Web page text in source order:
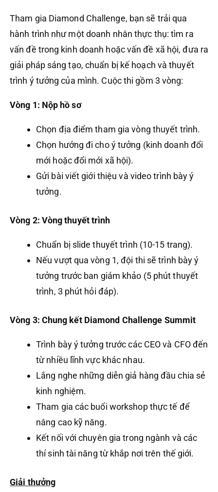
Tham gia Diamond Challenge, bạn sẽ trải qua
hành trình như một doanh nhân thực thụ: tìm ra
vấn đề trong kinh doanh hoặc vấn đề xã hội, đưa ra
giải pháp sáng tạo, chuẩn bị kế hoạch và thuyết
trình ý tưởng của mình. Cuộc thi gồm 3 vòng:
Vòng 1: Nộp hồ sơ
Chọn địa điểm tham gia vòng thuyết trình.
Chọn hướng đi cho ý tưởng (kinh doanh đổi
mới hoặc đổi mới xã hội).
Gửi bài viết giới thiệu và video trình bày ý
tưởng.
Vòng 2: Vòng thuyết trình
Chuẩn bị slide thuyết trình (10-15 trang).
Nếu vượt qua vòng 1, đội thi sẽ trình bày ý
tưởng trước ban giám khảo (5 phút thuyết
trình, 3 phút hỏi đáp).
Vòng 3: Chung kết Diamond Challenge Summit
Trình bày ý tưởng trước các CEO và CFO đến
từ nhiều lĩnh vực khác nhau.
Lắng nghe những diễn giả hàng đầu chia sẻ
kinh nghiệm.
Tham gia các buổi workshop thực tế để
nâng cao kỹ năng.
Kết nối với chuyên gia trong ngành và các
thí sinh tài năng từ khắp nơi trên thế giới.
Giải thưởng